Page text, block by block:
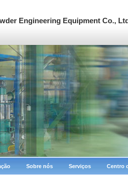
Engineering Equipment Co.,
Sobre nós Serviços Centro